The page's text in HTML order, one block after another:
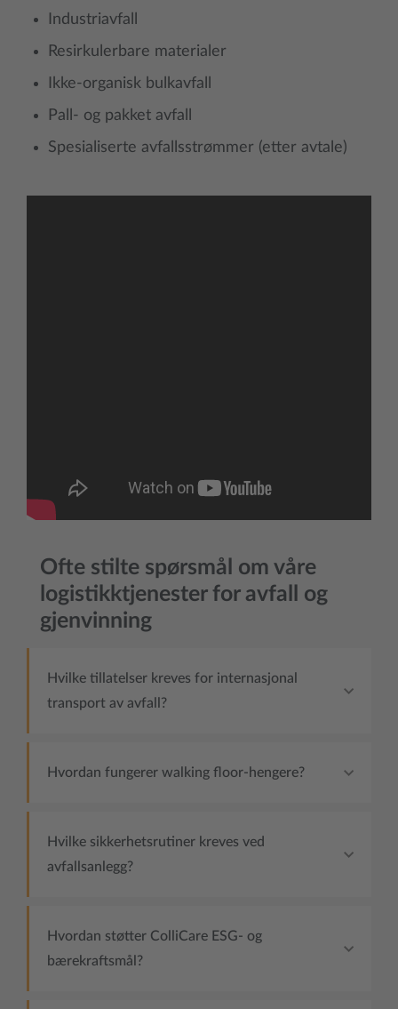
Industriavfall
Resirkulerbare materialer
Ikke-organisk bulkavfall
Pall- og pakket avfall
Spesialiserte avfallsstrømmer (etter avtale)
Ofte stilte spørsmål om våre
logistikktjenester for avfall og
gjenvinning
Hvilke tillatelser kreves for internasjonal
transport av avfall?
Hvordan fungerer walking floor-hengere?
Hvilke sikkerhetsrutiner kreves ved
avfallsanlegg?
Hvordan støtter ColliCare ESG- og
bærekraftsmål?